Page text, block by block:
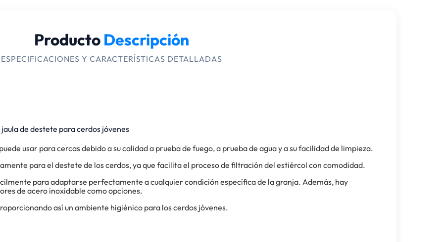
Producto Descripción
ESPECIFICACIONES Y CARACTERÍSTICAS DETALLADAS
de destete para cerdos jóvenes
usar para cercas debido a su calidad a prueba de fuego, a prueba de agua y a su facilidad de limpieza.
para el destete de los cerdos, ya que facilita el proceso de filtración del estiércol con comodidad.
para adaptarse perfectamente a cualquier condición específica de la granja. Además, hay
de acero inoxidable como opciones.
así un ambiente higiénico para los cerdos jóvenes.